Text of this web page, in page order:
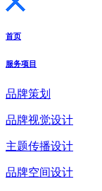
首页
服务项目
品牌策划
品牌视觉设计
主题传播设计
品牌空间设计